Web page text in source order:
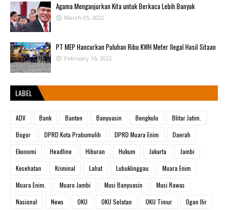
Agama Menganjurkan Kita untuk Berkaca Lebih Banyak
March 05, 2022
PT MEP Hancurkan Puluhan Ribu KWH Meter Ilegal Hasil Sitaan
February 16, 2022
LABEL
ADV Bank Banten Banyuasin Bengkulu
Blitar Jatim.
Bogor
DPRD Kota Prabumulih DPRD Muara Enim
Daerah
Ekonomi
Headline Hiburan Hukum Jakarta
Jambi
Kesehatan
Kriminal Lahat Lubuklinggau
Muara Enim
Muara Enim.
Muaro Jambi Musi Banyuasin
Musi Rawas
Nasional
News OKU OKU Selatan OKU Timur
Ogan Ilir